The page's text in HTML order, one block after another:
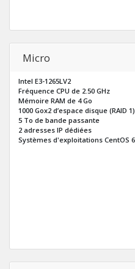
Micro
Intel E3-1265LV2
Fréquence CPU de 2.50 GHz
Mémoire RAM de 4 Go
1000 Gox2 d’espace disque (RAID 1)
5 To de bande passante
2 adresses IP dédiées
Systèmes d'exploitations CentOS